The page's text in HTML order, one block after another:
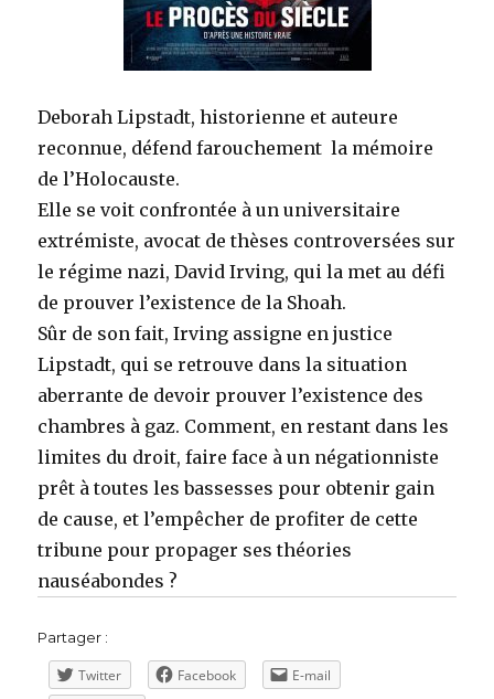
Deborah Lipstadt, historienne et auteure
reconnue, défend farouchement la mémoire
de l’Holocauste.
Elle se voit confrontée à un universitaire
extrémiste, avocat de thèses controversées sur
le régime nazi, David Irving, qui la met au défi
de prouver l’existence de la Shoah.
Sûr de son fait, Irving assigne en justice
Lipstadt, qui se retrouve dans la situation
aberrante de devoir prouver l’existence des
chambres à gaz. Comment, en restant dans les
limites du droit, faire face à un négationniste
prêt à toutes les bassesses pour obtenir gain
de cause, et l’empêcher de profiter de cette
tribune pour propager ses théories
nauséabondes ?
Partager :
Twitter Facebook
E-mail